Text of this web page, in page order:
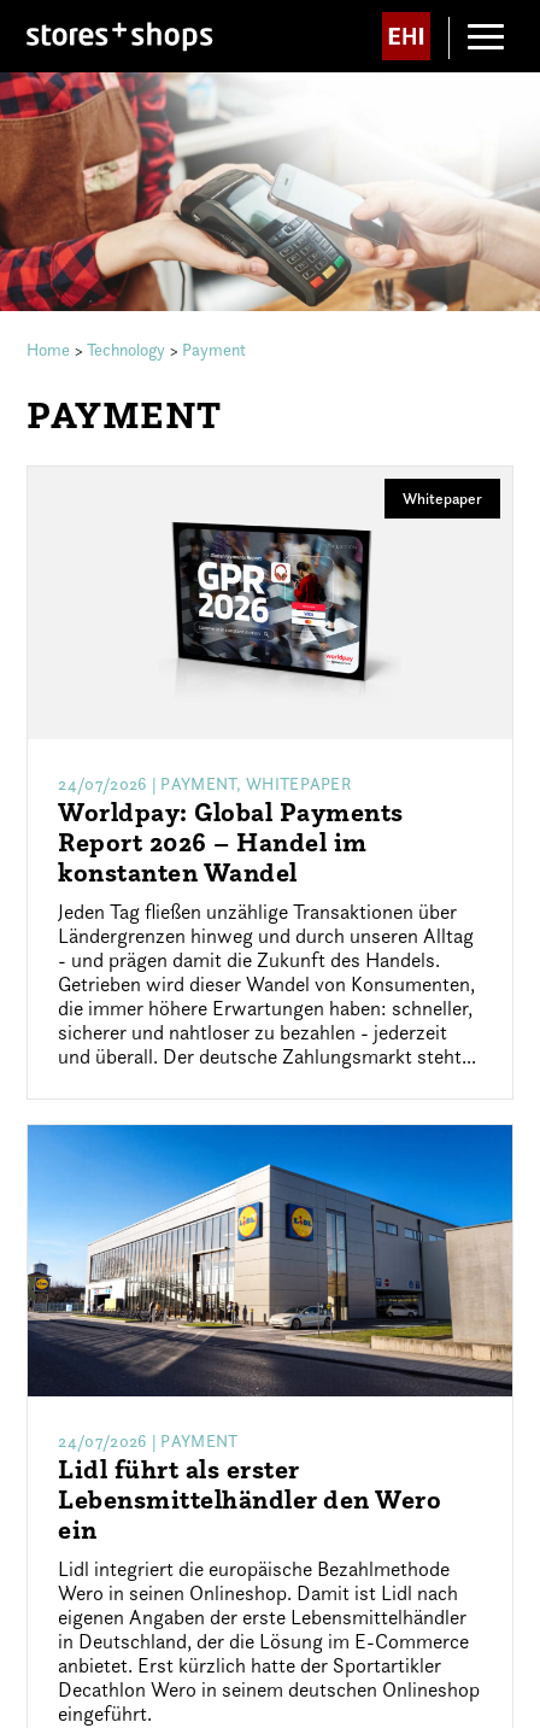
PAYMENT
Home > Technology > Payment
PAYMENT
Whitepaper
24/07/2026 | PAYMENT, WHITEPAPER
Worldpay: Global Payments
Report 2026 – Handel im
konstanten Wandel
Jeden Tag fließen unzählige Transaktionen über
Ländergrenzen hinweg und durch unseren Alltag
- und prägen damit die Zukunft des Handels.
Getrieben wird dieser Wandel von Konsumenten,
die immer höhere Erwartungen haben: schneller,
sicherer und nahtloser zu bezahlen - jederzeit
und überall. Der deutsche Zahlungsmarkt steht...
24/07/2026 | PAYMENT
Lidl führt als erster
Lebensmittelhändler den Wero
ein
Lidl integriert die europäische Bezahlmethode
Wero in seinen Onlineshop. Damit ist Lidl nach
eigenen Angaben der erste Lebensmittelhändler
in Deutschland, der die Lösung im E-Commerce
anbietet. Erst kürzlich hatte der Sportartikler
Decathlon Wero in seinem deutschen Onlineshop
eingeführt.